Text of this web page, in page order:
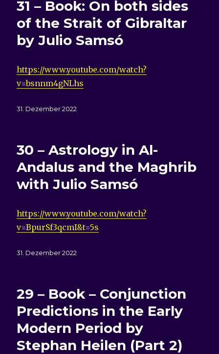
31 – Book: On both sides
of the Strait of Gibraltar
by Julio Samsó
https://www.youtube.com/watch?
v=bsnnm4gNLhs
Veröffentlicht
31. Dezember 2022
30 – Astrology in Al-
Andalus and the Maghrib
with Julio Samsó
https://www.youtube.com/watch?
v=BpurSf3qcmI&t=5s
Veröffentlicht
31. Dezember 2022
29 – Book – Conjunction
Predictions in the Early
Modern Period by
Stephan Heilen (Part 2)